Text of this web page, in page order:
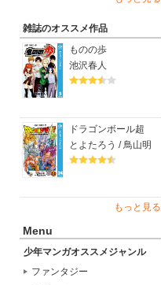
雑誌のオススメ作品
ものの歩
池沢春人
ドラゴンボール超
とよたろう / 鳥山明
もっと見る
Menu
少年マンガオススメジャンル
ファンタジー